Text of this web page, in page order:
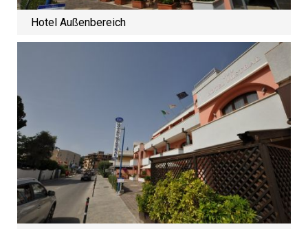
Hotel Außenbereich